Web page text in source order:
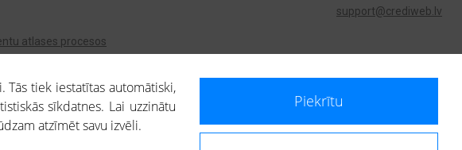
atlases procesos
support@crediweb.lv
tiek iestatītas automātiski,
sīkdatnes. Lai uzzinātu
atzīmēt savu izvēli.
Piekrītu